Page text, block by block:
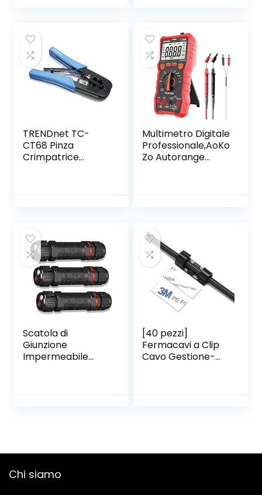
Ø20mm, 6 Pz.
TRENDnet TC-
CT68 Pinza
Crimpatrice
Multimetro Digitale
Professionale,AoKo
Zo Autorange
Scatola di
Giunzione
Impermeabile
del Cavo Ø1-13mm
[40 pezzi]
Fermacavi a Clip
Cavo Gestione-
Chi siamo